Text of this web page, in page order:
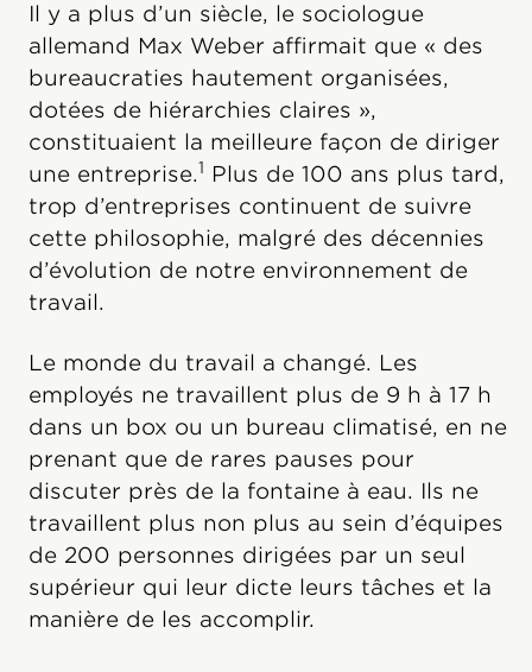
Il y a plus d’un siècle, le sociologue
allemand Max Weber affirmait que « des
bureaucraties hautement organisées,
dotées de hiérarchies claires »,
constituaient la meilleure façon de diriger
une entreprise.1 Plus de 100 ans plus tard,
trop d’entreprises continuent de suivre
cette philosophie, malgré des décennies
d’évolution de notre environnement de
travail.
Le monde du travail a changé. Les
employés ne travaillent plus de 9 h à 17 h
dans un box ou un bureau climatisé, en ne
prenant que de rares pauses pour
discuter près de la fontaine à eau. Ils ne
travaillent plus non plus au sein d’équipes
de 200 personnes dirigées par un seul
supérieur qui leur dicte leurs tâches et la
manière de les accomplir.